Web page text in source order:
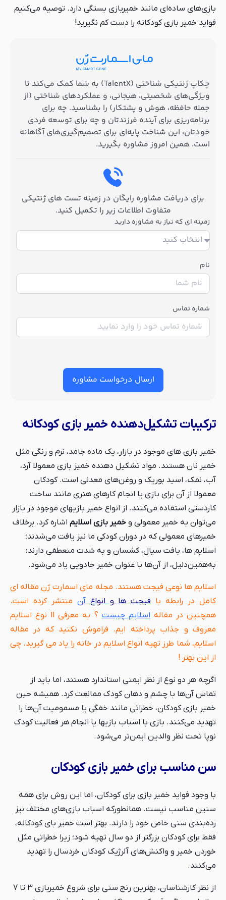
بازی‌های ساده‌ای مانند خمیربازی بستگی دارد. توصیه می‌کنیم
فواید خمیر بازی کودکانه را دست کم نگیرید!
چکاپ ژنتیکی شناختی (TalentX) به شما کمک می‌کند تا
ویژگی‌های شخصیتی، هیجانی، و عملکردهای شناختی (از
جمله حافظه، هوش و پشتکار) را بشناسید. چه برای
برنامه‌ریزی برای آینده فرزندتان و چه برای توسعه فردی
خودتان، این شناخت پایه‌ای برای تصمیم‌گیری‌های آگاهانه
است. همین امروز مشاوره بگیرید.
برای دریافت مشاوره رایگان در زمینه تست های ژنتیکی
متفاوت اطلاعات زیر را تکمیل کنید.
زمینه ای که نیاز به مشاوره دارید
نام
شماره تماس
ارسال درخواست مشاوره
ترکیبات تشکیل‌دهنده خمیر بازی کودکانه
خمیر بازی های موجود در بازار، یک ماده جامد، نرم و رنگی مثل
خمیر نان هستند. مواد تشکیل دهنده خمیز بازی معمولا آرد،
آب، نمک، اسید بوریک و روغن‌های معدنی است. کودکان
معمولا از آن برای بازی یا انجام کارهای هنری مانند ساخت
کاردستی استفاده می‌کنند. از انواع خمیر بازیهای موجود در بازار
می‌توان به خمیر معمولی و خمیر بازی اسلایم اشاره کرد. برخلاف
خمیرهای معمولی که در دوران کودکی ما نیز یافت می‌شدند؛
اسلایم ها، بافت سیال، کشسان و به شدت منعطفی دارند؛
به‌همین‌دلیل، از آن‌ها با عنوان خمیر جادویی یاد می‌شود.
اسلایم ها نوعی فیجت هستند. مجله مای اسمارت ژن مقاله ای
کامل در رابطه بافیجت ها و انواعآن منتشر کرده است.
همچنین در مقالهاسلایم چیست
؟ به معرفی 11 نوع اسلایم
معروف و جذاب پرداخته ایم. فراموش نکنید که در مقاله
اسلایم، شما طرز تهیه انواع اسلایم در خانه را یاد می گیرید. چی
از این بهتر !
اگرچه هر دو نوع از نظر ایمنی استاندارد هستند، اما باید از
تماس آن‌ها با چشم و دهان کودک ممانعت کرد. همیشه حین
خمیر بازی کودکان، خطراتی مانند خفگی یا مسمومیت آن‌ها را
تهدید می‌کنند. بازی با اسباب بازی‎ها یا انجام هر فعالیت کودک
نوپا تحت نظر والدین ایمن‌تر می‌شود.
سن مناسب برای خمیر بازی کودکان
با وجود فواید خمیر بازی برای کودکان، اما این روش برای همه
سنین مناسب نیست. همانطورکه اسباب ‌بازی‌های مختلف نیز
رده‌بندی سنی خاص خود را دارند. بهتر است خمیر بای کودکانه،
فقط برای کودکان بزرگتر از دو سال تهیه شود؛ زیرا خطراتی مثل
خوردن خمیر و واکنش‌های آلرژیک کودکان خردسال را تهدید
می‌کنند.
از نظر کارشناسان، بهترین رنج سنی برای شروع خمیربازی 3 تا 7